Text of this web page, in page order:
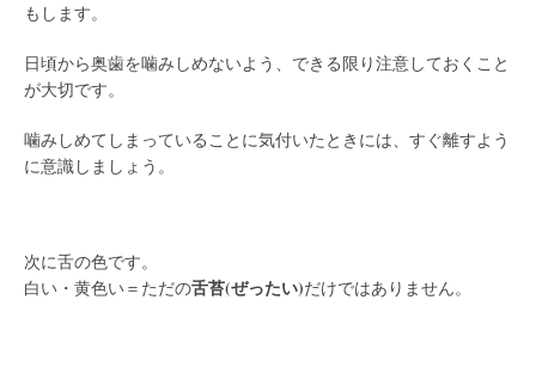
もします。
日頃から奥歯を噛みしめないよう、できる限り注意しておくこと
が大切です。
噛みしめてしまっていることに気付いたときには、すぐ離すよう
に意識しましょう。
次に舌の色です。
白い・黄色い＝ただの舌苔(ぜったい)だけではありません。